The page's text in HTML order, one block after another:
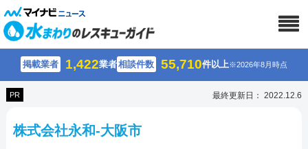
掲載業者 1,422業者相談件数 55,710件以上※2026年8月時点
PR 最終更新日： 2022.12.6
株式会社永和-大阪市